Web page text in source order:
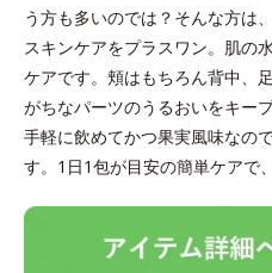
う方も多いのでは？そんな方は
スキンケアをプラスワン。肌の
ケアです。頬はもちろん背中、
がちなパーツのうるおいをキー
手軽に飲めてかつ果実風味なの
す。1日1包が目安の簡単ケアで